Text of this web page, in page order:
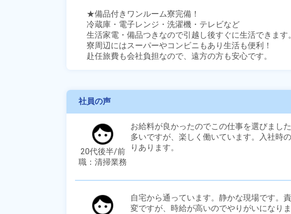
★備品付きワンルーム寮完備！
冷蔵庫・電子レンジ・洗濯機・テレビなど
生活家電・備品つきなので引越し後すぐに生活できます。
寮周辺にはスーパーやコンビニもあり生活も便利！
赴任旅費も会社負担なので、遠方の方も安心です。
社員の声
20代後半/前
職：清掃業務
お給料が良かったのでこの仕事を選びまし
多いですが、楽しく働いています。入社時
りあります。
自宅から通っています。静かな現場です。
変ですが、時給が高いのでやりがいになりま